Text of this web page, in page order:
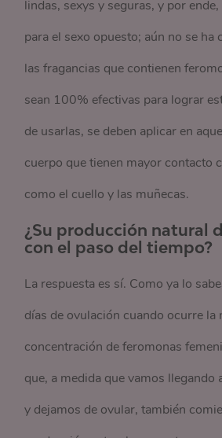
lindas, sexys y seguras, y por
para el sexo opuesto; aún no se ha
las fragancias que contienen
sean 100% efectivas para lograr
de usarlas, se deben aplicar en
cuerpo que tienen mayor contacto
como el cuello y las muñecas.
¿Su producción natural
con el paso del tiempo?
La respuesta es sí. Como ya lo
días de ovulación cuando ocurre la
concentración de feromonas
que, a medida que vamos llegando
y dejamos de ovular, también